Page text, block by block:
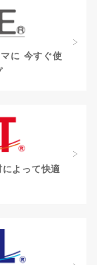
に 今すぐ使
よって快適